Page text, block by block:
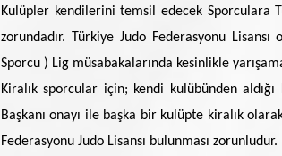
Kulüpler kendilerini temsil edecek Sporculara
zorundadır. Türkiye Judo Federasyonu
Sporcu ) Lig müsabakalarında kesinlikle
Kiralık sporcular için; kendi kulübünden
Başkanı onayı ile başka bir kulüpte kiralık
Federasyonu Judo Lisansı bulunması zorunludur.